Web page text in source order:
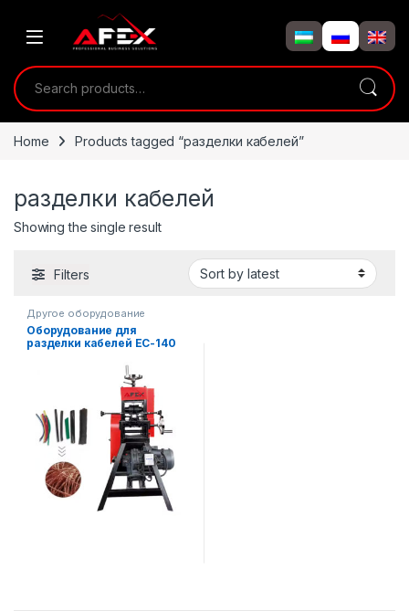
Search for:
Home Products tagged “разделки кабелей”
разделки кабелей
Showing the single result
Filters
Другое оборудование
Оборудование для
разделки кабелей EC-140